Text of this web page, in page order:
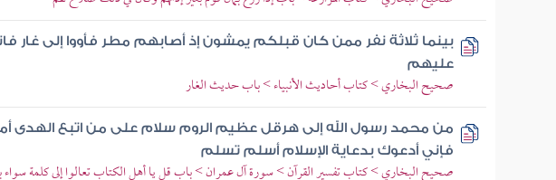
بينما ثلاثة نفر ممن كان قبلكم يمشون إذ أصابهم مطر فأووا إلى غار
عليهم
صحيح البخاري > كتاب أحاديث الأنبياء > باب حديث الغار
من محمد رسول الله إلى هرقل عظيم الروم سلام على من اتبع الهدى
فإني أدعوك بدعاية الإسلام أسلم تسلم
صحيح البخاري > كتاب تفسير القرآن > سورة آل عمران > باب قل يا أهل الكتاب تعالوا إلى كلمة سواء